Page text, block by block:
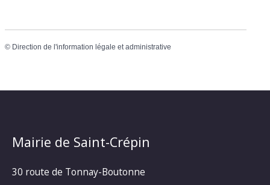
© Direction de l'information légale et administrative
Mairie de Saint-Crépin
30 route de Tonnay-Boutonne